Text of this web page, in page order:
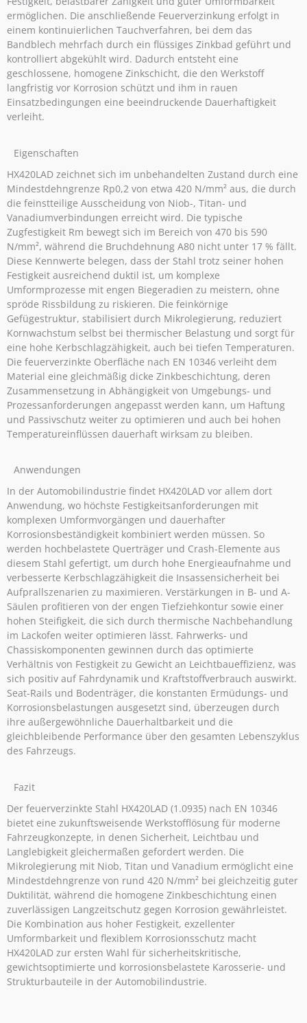
ermöglichen. Die anschließende Feuerverzinkung erfolgt in
einem kontinuierlichen Tauchverfahren, bei dem das
Bandblech mehrfach durch ein flüssiges Zinkbad geführt und
kontrolliert abgekühlt wird. Dadurch entsteht eine
geschlossene, homogene Zinkschicht, die den Werkstoff
langfristig vor Korrosion schützt und ihm in rauen
Einsatzbedingungen eine beeindruckende Dauerhaftigkeit
verleiht.
Eigenschaften
HX420LAD zeichnet sich im unbehandelten Zustand durch eine
Mindestdehngrenze Rp0,2 von etwa 420 N/mm² aus, die durch
die feinstteilige Ausscheidung von Niob-, Titan- und
Vanadiumverbindungen erreicht wird. Die typische
Zugfestigkeit Rm bewegt sich im Bereich von 470 bis 590
N/mm², während die Bruchdehnung A80 nicht unter 17 % fällt.
Diese Kennwerte belegen, dass der Stahl trotz seiner hohen
Festigkeit ausreichend duktil ist, um komplexe
Umformprozesse mit engen Biegeradien zu meistern, ohne
spröde Rissbildung zu riskieren. Die feinkörnige
Gefügestruktur, stabilisiert durch Mikrolegierung, reduziert
Kornwachstum selbst bei thermischer Belastung und sorgt für
eine hohe Kerbschlagzähigkeit, auch bei tiefen Temperaturen.
Die feuerverzinkte Oberfläche nach EN 10346 verleiht dem
Material eine gleichmäßig dicke Zinkbeschichtung, deren
Zusammensetzung in Abhängigkeit von Umgebungs- und
Prozessanforderungen angepasst werden kann, um Haftung
und Passivschutz weiter zu optimieren und auch bei hohen
Temperatureinflüssen dauerhaft wirksam zu bleiben.
Anwendungen
In der Automobilindustrie findet HX420LAD vor allem dort
Anwendung, wo höchste Festigkeitsanforderungen mit
komplexen Umformvorgängen und dauerhafter
Korrosionsbeständigkeit kombiniert werden müssen. So
werden hochbelastete Querträger und Crash-Elemente aus
diesem Stahl gefertigt, um durch hohe Energieaufnahme und
verbesserte Kerbschlagzähigkeit die Insassensicherheit bei
Aufprallszenarien zu maximieren. Verstärkungen in B- und A-
Säulen profitieren von der engen Tiefziehkontur sowie einer
hohen Steifigkeit, die sich durch thermische Nachbehandlung
im Lackofen weiter optimieren lässt. Fahrwerks- und
Chassiskomponenten gewinnen durch das optimierte
Verhältnis von Festigkeit zu Gewicht an Leichtbaueffizienz, was
sich positiv auf Fahrdynamik und Kraftstoffverbrauch auswirkt.
Seat-Rails und Bodenträger, die konstanten Ermüdungs- und
Korrosionsbelastungen ausgesetzt sind, überzeugen durch
ihre außergewöhnliche Dauerhaltbarkeit und die
gleichbleibende Performance über den gesamten Lebenszyklus
des Fahrzeugs.
Fazit
Der feuerverzinkte Stahl HX420LAD (1.0935) nach EN 10346
bietet eine zukunftsweisende Werkstofflösung für moderne
Fahrzeugkonzepte, in denen Sicherheit, Leichtbau und
Langlebigkeit gleichermaßen gefordert werden. Die
Mikrolegierung mit Niob, Titan und Vanadium ermöglicht eine
Mindestdehngrenze von rund 420 N/mm² bei gleichzeitig guter
Duktilität, während die homogene Zinkbeschichtung einen
zuverlässigen Langzeitschutz gegen Korrosion gewährleistet.
Die Kombination aus hoher Festigkeit, exzellenter
Umformbarkeit und flexiblem Korrosionsschutz macht
HX420LAD zur ersten Wahl für sicherheitskritische,
gewichtsoptimierte und korrosionsbelastete Karosserie- und
Strukturbauteile in der Automobilindustrie.